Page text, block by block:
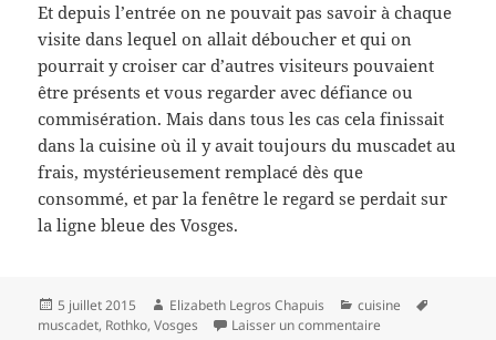
Et depuis l’entrée on ne pouvait pas savoir à chaque
visite dans lequel on allait déboucher et qui on
pourrait y croiser car d’autres visiteurs pouvaient
être présents et vous regarder avec défiance ou
commisération. Mais dans tous les cas cela finissait
dans la cuisine où il y avait toujours du muscadet au
frais, mystérieusement remplacé dès que
consommé, et par la fenêtre le regard se perdait sur
la ligne bleue des Vosges.
Publié
le
5 juillet 2015 Auteur
Elizabeth Legros Chapuis Catégories
cuisine
muscadet, Rothko,Vosges Laisser un commentaire